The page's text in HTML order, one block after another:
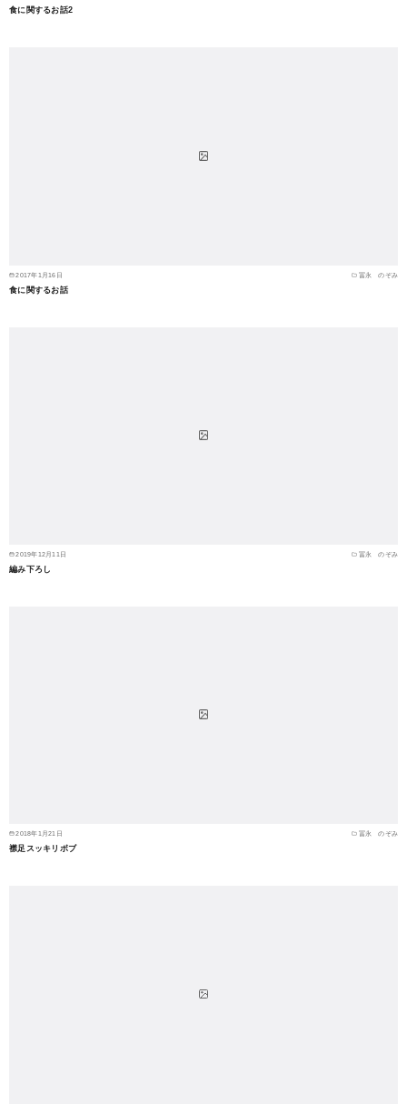
食に関するお話2
2017年1月16日 冨永 のぞみ
食に関するお話
2019年12月11日 冨永 のぞみ
編み下ろし
2018年1月21日 冨永 のぞみ
襟足スッキリボブ